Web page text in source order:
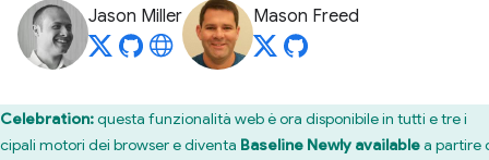
Jason Miller Mason Freed
Celebration:questa funzionalità web è ora disponibile in tutti e tre i
motori dei browser e diventa Baseline Newly availablea partire